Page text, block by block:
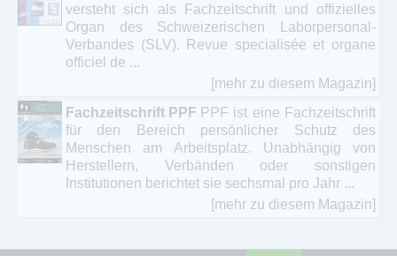
versteht sich als Fachzeitschrift und offizielles
Organ des Schweizerischen Laborpersonal-
Verbandes (SLV). Revue specialisée et organe
officiel de ...
[mehr zu diesem Magazin]
Fachzeitschrift PPF PPF ist eine Fachzeitschrift
für den Bereich persönlicher Schutz des
Menschen am Arbeitsplatz. Unabhängig von
Herstellern, Verbänden oder sonstigen
Institutionen berichtet sie sechsmal pro Jahr ...
[mehr zu diesem Magazin]